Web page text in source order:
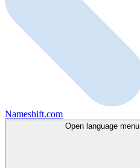
Nameshift.com
Open language menu